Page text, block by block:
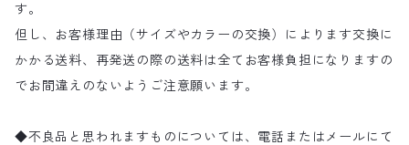
す。
但し、お客様理由（サイズやカラーの交換）によります交換に
かかる送料、再発送の際の送料は全てお客様負担になりますの
でお間違えのないようご注意願います。
◆不良品と思われますものについては、電話またはメールにて